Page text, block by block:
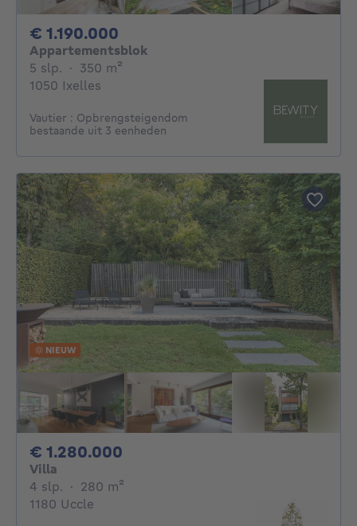
€ 1.190.000
Appartementsblok
5 slp. 5 slaapkamers
· 350 m²
1050 Ixelles
Vautier : Opbrengsteigendom
bestaande uit 3 eenheden
NIEUW
€ 1.280.000
Villa
4 slp. 4 slaapkamers
· 280 m²
1180 Uccle